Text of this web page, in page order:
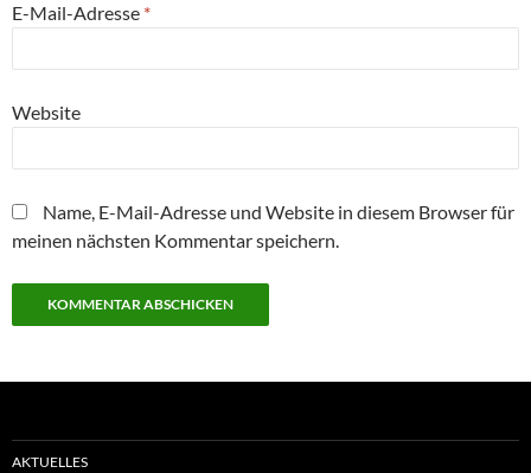
E-Mail-Adresse *
Website
Name, E-Mail-Adresse und Website in diesem Browser für
meinen nächsten Kommentar speichern.
AKTUELLES